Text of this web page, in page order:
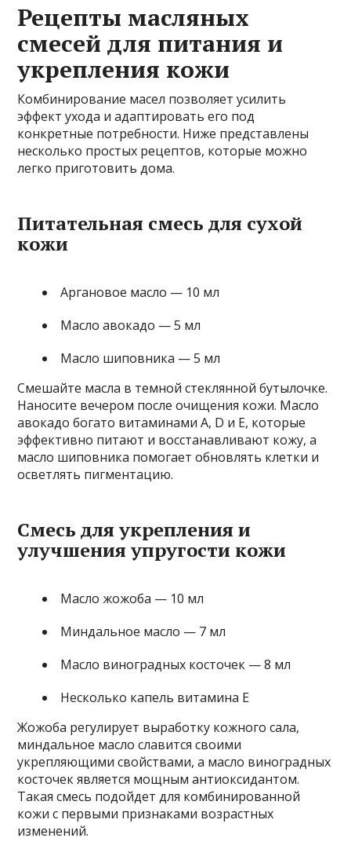
Рецепты масляных
смесей для питания и
укрепления кожи
Комбинирование масел позволяет усилить
эффект ухода и адаптировать его под
конкретные потребности. Ниже представлены
несколько простых рецептов, которые можно
легко приготовить дома.
Питательная смесь для сухой
кожи
Аргановое масло — 10 мл
Масло авокадо — 5 мл
Масло шиповника — 5 мл
Смешайте масла в темной стеклянной бутылочке.
Наносите вечером после очищения кожи. Масло
авокадо богато витаминами A, D и Е, которые
эффективно питают и восстанавливают кожу, а
масло шиповника помогает обновлять клетки и
осветлять пигментацию.
Смесь для укрепления и
улучшения упругости кожи
Масло жожоба — 10 мл
Миндальное масло — 7 мл
Масло виноградных косточек — 8 мл
Несколько капель витамина Е
Жожоба регулирует выработку кожного сала,
миндальное масло славится своими
укрепляющими свойствами, а масло виноградных
косточек является мощным антиоксидантом.
Такая смесь подойдет для комбинированной
кожи с первыми признаками возрастных
изменений.